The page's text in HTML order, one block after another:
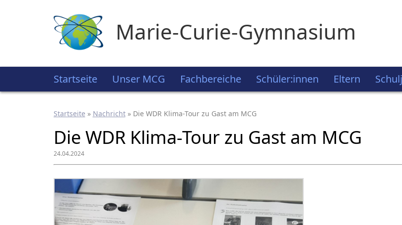
Marie-Curie-Gymnasium
Startseite Unser MCG Fachbereiche Schüler:innen Eltern
Startseite » Nachricht» Die WDR Klima-Tour zu Gast am MCG
Die WDR Klima-Tour zu Gast am MCG
24.04.2024